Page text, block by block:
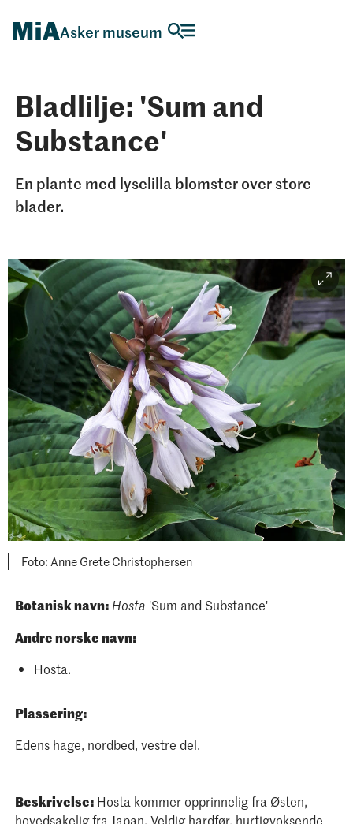
Asker museum
Bladlilje: 'Sum and
Substance'
En plante med lyselilla blomster over store
blader.
Foto: Anne Grete Christophersen
Botanisk navn: Hosta 'Sum and Substance'
Andre norske navn:
Hosta.
Plassering:
Edens hage, nordbed, vestre del.
Beskrivelse: Hosta kommer opprinnelig fra Østen,
hovedsakelig fra Japan. Veldig hardfør, hurtigvoksende